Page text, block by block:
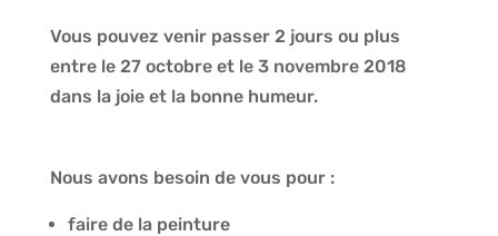
Vous pouvez venir passer 2 jours ou plus
entre le 27 octobre et le 3 novembre 2018
dans la joie et la bonne humeur.
Nous avons besoin de vous pour :
faire de la peinture